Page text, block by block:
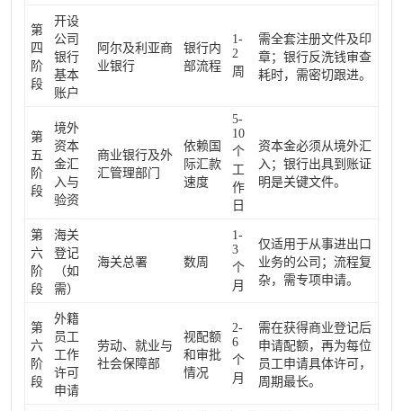
第
四
阶
段
开设
公司
银行
基本
账户
阿尔及利亚商
业银行
银行内
部流程
1-
2
周
需全套注册文件及印
章；银行反洗钱审查
耗时，需密切跟进。
第
五
阶
段
境外
资本
金汇
入与
验资
商业银行及外
汇管理部门
依赖国
际汇款
速度
5-
10
个
工
作
日
资本金必须从境外汇
入；银行出具到账证
明是关键文件。
第
六
阶
段
海关
登记
（如
需）
海关总署 数周
1-
3
个
月
仅适用于从事进出口
业务的公司；流程复
杂，需专项申请。
第
六
阶
段
外籍
员工
工作
许可
申请
劳动、就业与
社会保障部
视配额
和审批
情况
2-
6
个
月
需在获得商业登记后
申请配额，再为每位
员工申请具体许可，
周期最长。